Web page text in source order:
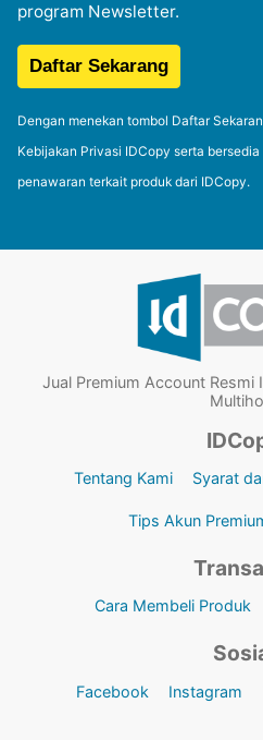
program Newsletter.
Dengan menekan tombol Daftar
Kebijakan Privasi IDCopy serta
penawaran terkait produk dari IDCopy.
Jual Premium Account Resmi
Tentang Kami Syarat
Tips Akun
Cara Membeli Produk
Facebook Instagram